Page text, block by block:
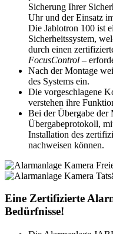
Sicherung Ihrer
Uhr und der Einsatz
Die Jablotron 100 ist
Sicherheitssystem,
durch einen
FocusControl –
Nach der Montage
des Systems ein.
Die vorgeschlagene
verstehen ihre
Bei der Übergabe der
Übergabeprotokoll,
Installation des
nachweisen können.
Eine Zertifizierte
Bedürfnisse!